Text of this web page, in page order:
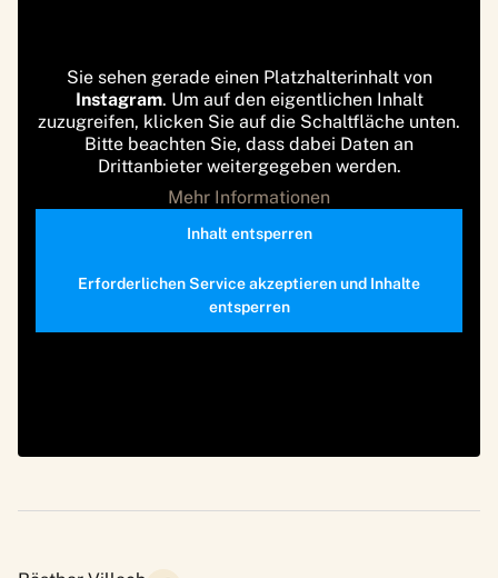
Sie sehen gerade einen Platzhalterinhalt von
Instagram. Um auf den eigentlichen Inhalt
zuzugreifen, klicken Sie auf die Schaltfläche unten.
Bitte beachten Sie, dass dabei Daten an
Drittanbieter weitergegeben werden.
Mehr Informationen
Inhalt entsperren
Erforderlichen Service akzeptieren und Inhalte
entsperren